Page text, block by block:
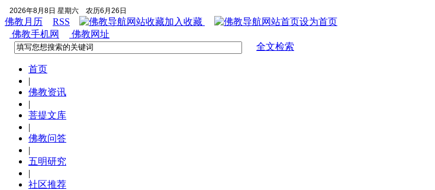
2026年8月8日 星期六 农历6月26日
佛教月历 RSS 加入收藏
设为首页
佛教手机网
佛教网址
全文检索
首页
|
佛教资讯
|
菩提文库
|
佛教问答
|
五明研究
|
社区推荐